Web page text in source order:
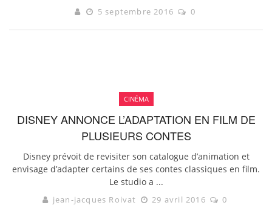
5 septembre 2016 0
CINÉMA
DISNEY ANNONCE L’ADAPTATION EN FILM DE
PLUSIEURS CONTES
Disney prévoit de revisiter son catalogue d’animation et
envisage d’adapter certains de ses contes classiques en film.
Le studio a ...
jean-jacques Roivat 29 avril 2016 0